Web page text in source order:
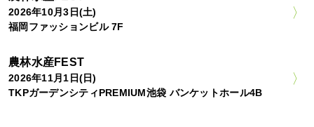
2026年10月3日(土)
福岡ファッションビル 7F
農林水産FEST
2026年11月1日(日)
TKPガーデンシティPREMIUM池袋 バンケットホール4B